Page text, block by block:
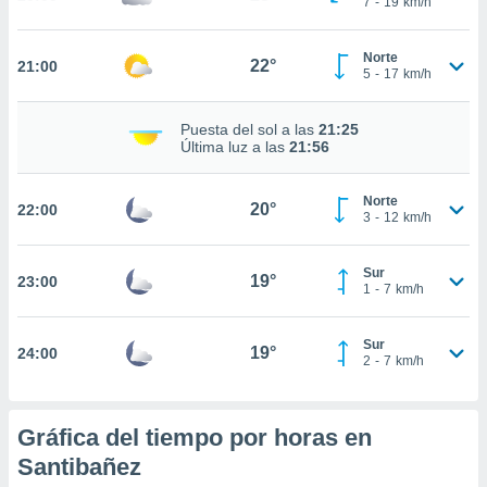
de que
sean
para
ni para
aunque
no
21:00 22°
Norte
5 - 17 km/h
Puesta del sol a las 21:25
Última luz a las 21:56
22:00 20°
Norte
3 - 12 km/h
23:00 19°
Sur
1 - 7 km/h
24:00 19°
Sur
2 - 7 km/h
Gráfica del tiempo por horas en
Santibañez